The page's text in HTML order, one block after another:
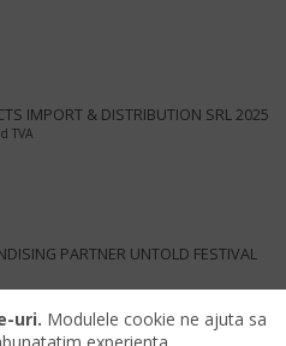
IMPORT & DISTRIBUTION SRL 2025
TVA
PARTNER UNTOLD FESTIVAL
uri. Modulele cookie ne ajuta sa